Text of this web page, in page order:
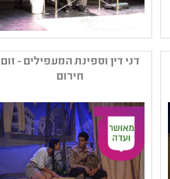
לאמנויות הבמה ע״ר
קטגוריה: תיאטרון נוער
קהל יעד: יא - יב
Zoom ,תשפב ,יחסים
דני דין וספינת המעפילים - זום
חירום